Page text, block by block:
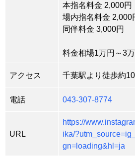
本指名料金 2,000円
場内指名料金 2,000
同伴料金 3,000円
料金相場1万円～3万
アクセス 千葉駅より徒歩約
電話 043-307-8774
URL
https://
ika/
gn=loading&hl=ja